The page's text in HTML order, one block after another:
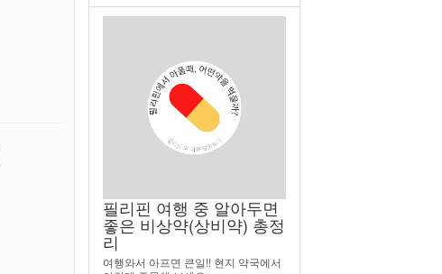
필리핀 여행 중 알아두면
좋은 비상약(상비약) 총정
리
여행와서 아프면 큰일!! 현지 약국에서